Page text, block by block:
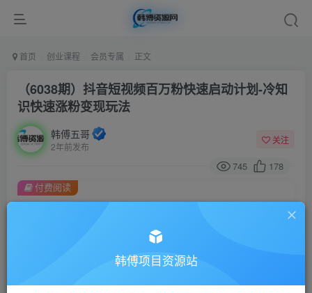
首页 创业课程 会员专属 正文
（6038期）抖音短视频百万粉快速启动计划-冷知
识快速涨粉变现玩法
韩傅五哥
2年前发布
关注
745 178
会员专属资源
付费阅读
韩傅项目资源站